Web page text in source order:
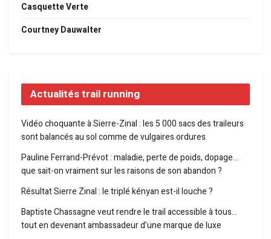
Casquette Verte
Courtney Dauwalter
Actualités trail running
Vidéo choquante à Sierre-Zinal : les 5 000 sacs des traileurs
sont balancés au sol comme de vulgaires ordures
Pauline Ferrand-Prévot : maladie, perte de poids, dopage…
que sait-on vraiment sur les raisons de son abandon ?
Résultat Sierre Zinal : le triplé kényan est-il louche ?
Baptiste Chassagne veut rendre le trail accessible à tous…
tout en devenant ambassadeur d’une marque de luxe